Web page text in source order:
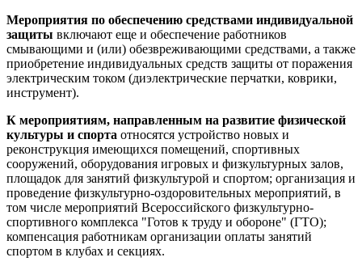
Мероприятия по обеспечению средствами индивидуальной
защиты включают еще и обеспечение работников
смывающими и (или) обезвреживающими средствами, а также
приобретение индивидуальных средств защиты от поражения
электрическим током (диэлектрические перчатки, коврики,
инструмент).
К мероприятиям, направленным на развитие физической
культуры и спорта относятся устройство новых и
реконструкция имеющихся помещений, спортивных
сооружений, оборудования игровых и физкультурных залов,
площадок для занятий физкультурой и спортом; организация и
проведение физкультурно-оздоровительных мероприятий, в
том числе мероприятий Всероссийского физкультурно-
спортивного комплекса "Готов к труду и обороне" (ГТО);
компенсация работникам организации оплаты занятий
спортом в клубах и секциях.